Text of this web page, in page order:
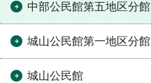
中部公民館第五地区分館
城山公民館第一地区分館
城山公民館